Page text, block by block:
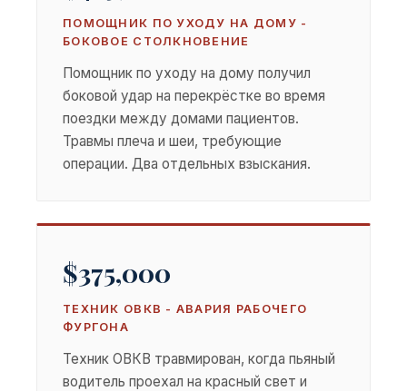
ПОМОЩНИК ПО УХОДУ НА ДОМУ -
БОКОВОЕ СТОЛКНОВЕНИЕ
Помощник по уходу на дому получил
боковой удар на перекрёстке во время
поездки между домами пациентов.
Травмы плеча и шеи, требующие
операции. Два отдельных взыскания.
$375,000
ТЕХНИК ОВКВ - АВАРИЯ РАБОЧЕГО
ФУРГОНА
Техник ОВКВ травмирован, когда пьяный
водитель проехал на красный свет и